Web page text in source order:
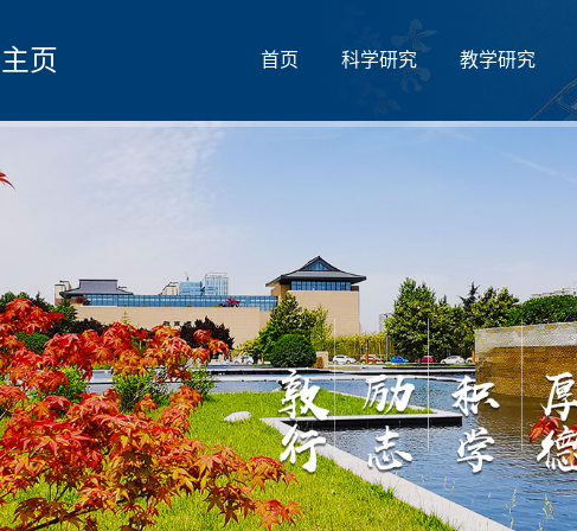
页 首页 科学研究 教学研究